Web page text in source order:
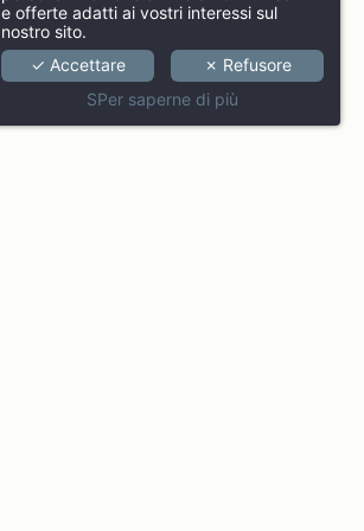
e offerte adatti ai vostri interessi sul
nostro sito.
✓ Accettare
✗ Refusore
SPer saperne di più